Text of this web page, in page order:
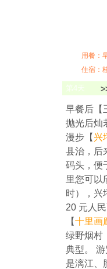
用餐：
住宿：
第4天
早餐后【
抛光后灿
漫步【 兴
县治，后
码头，便
里您可以
时），兴
20 元人
【十里画
绿野烟村
典型。 游
是漓江、